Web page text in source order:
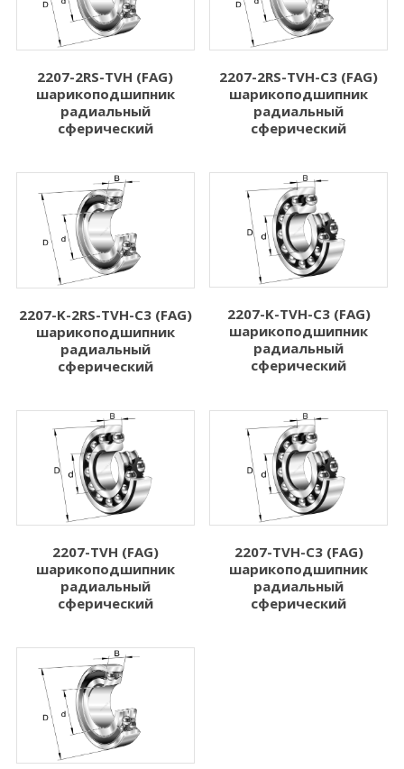
2207-2RS-TVH (FAG)
шарикоподшипник
радиальный
сферический
2207-2RS-TVH-C3 (FAG)
шарикоподшипник
радиальный
сферический
2207-K-2RS-TVH-C3 (FAG)
шарикоподшипник
радиальный
сферический
2207-K-TVH-C3 (FAG)
шарикоподшипник
радиальный
сферический
2207-TVH (FAG)
шарикоподшипник
радиальный
сферический
2207-TVH-C3 (FAG)
шарикоподшипник
радиальный
сферический